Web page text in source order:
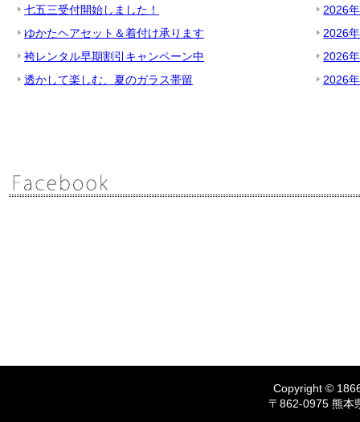
七五三受付開始しました！
ゆかたヘアセット＆着付け承ります
袴レンタル早期割引キャンペーン中
透かして楽しむ、夏のガラス帯留
2026
2026
2026
2026
Copyright ©
〒862-0975 熊本